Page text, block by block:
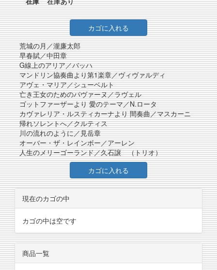
カゴに入れる
荒城の月／瀧廉太郎
早春賦／中田章
G線上のアリア／バッハ
マンドリン協奏曲より第1楽章／ヴィヴァルディ
アヴェ・マリア／シューベルト
亡き王女のためのパヴァーヌ／ラヴェル
ゴットファーザーより 愛のテーマ／N.ロータ
カヴァレリア・ルスティカーナより 間奏曲／マスカーニ
帰れソレントへ／クルティス
川の流れのように／見岳章
オーバー・ザ・レインボー／アーレン
人生のメリーゴーランド／久石譲 （トリオ）
カゴに入れる
現在のカゴの中
カゴの中は空です
商品一覧